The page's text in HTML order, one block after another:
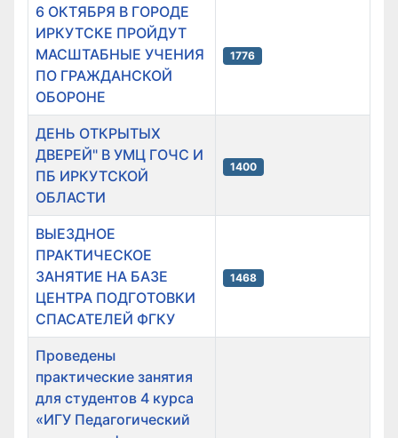
6 ОКТЯБРЯ В ГОРОДЕ
ИРКУТСКЕ ПРОЙДУТ
МАСШТАБНЫЕ УЧЕНИЯ
ПО ГРАЖДАНСКОЙ
ОБОРОНЕ
1776
ДЕНЬ ОТКРЫТЫХ
ДВЕРЕЙ" В УМЦ ГОЧС И
ПБ ИРКУТСКОЙ
ОБЛАСТИ
1400
ВЫЕЗДНОЕ
ПРАКТИЧЕСКОЕ
ЗАНЯТИЕ НА БАЗЕ
ЦЕНТРА ПОДГОТОВКИ
СПАСАТЕЛЕЙ ФГКУ
1468
Проведены
практические занятия
для студентов 4 курса
«ИГУ Педагогический